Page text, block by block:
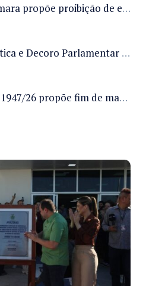
Projeto na Câmara propõe proibição de entrada em estádios para condenados por violência e devedores de pensão alimentícia
Conselho de Ética e Decoro Parlamentar analisa representações e oitivas agendadas para terça (11)
Projeto de Lei 1947/26 propõe fim de margens para cartão de crédito e consignado do INSS